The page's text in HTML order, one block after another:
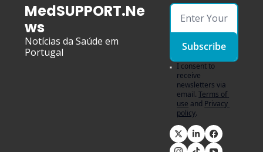
MedSUPPORT.Ne
ws
Notícias da Saúde em
Portugal
Subscribe
I consent to
receive
newsletters via
email. Terms of
use and Privacy
policy.